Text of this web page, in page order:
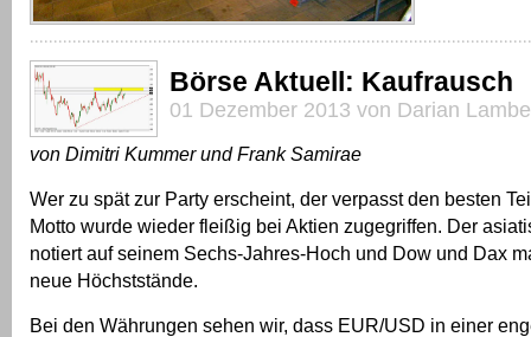
Börse Aktuell: Kaufrausch
01 Dezember 2013 von Darian
von Dimitri Kummer und Frank Samirae
Wer zu spät zur Party erscheint, der verpasst den besten
Motto wurde wieder fleißig bei Aktien zugegriffen. Der
notiert auf seinem Sechs-Jahres-Hoch und Dow und Dax
neue Höchststände.
Bei den Währungen sehen wir, dass EUR/USD in einer